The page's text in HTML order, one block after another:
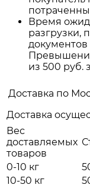
Время
разгрузки,
из 500 руб.
Доставка по
Доставка
Вес
доставляемых
товаров
0-10 кг
10-50 кг